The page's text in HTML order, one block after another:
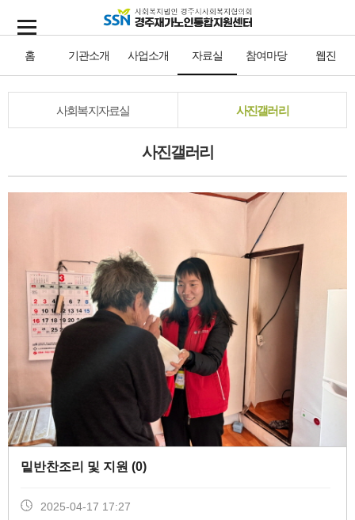
홈 기관소개 사업소개 자료실 참여마당 웹진
사회복지자료실 사진갤러리
사진갤러리
밑반찬조리 및 지원 (0)
2025-04-17 17:27